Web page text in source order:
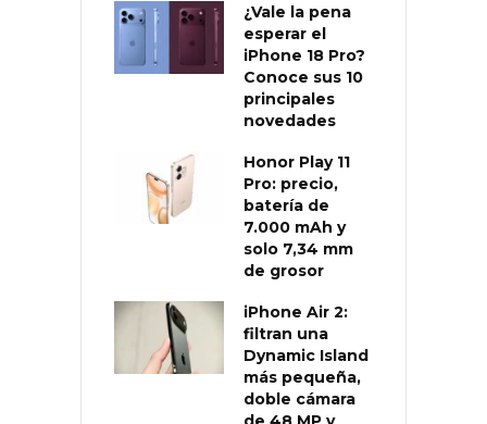
¿Vale la pena
esperar el
iPhone 18 Pro?
Conoce sus 10
principales
novedades
Honor Play 11
Pro: precio,
batería de
7.000 mAh y
solo 7,34 mm
de grosor
iPhone Air 2:
filtran una
Dynamic Island
más pequeña,
doble cámara